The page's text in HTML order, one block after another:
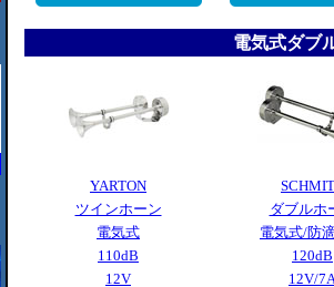
電気式ダブ
YARTON
ツインホーン
電気式
110dB
12V
ダブルホ
電気式/防
120dB
12V/